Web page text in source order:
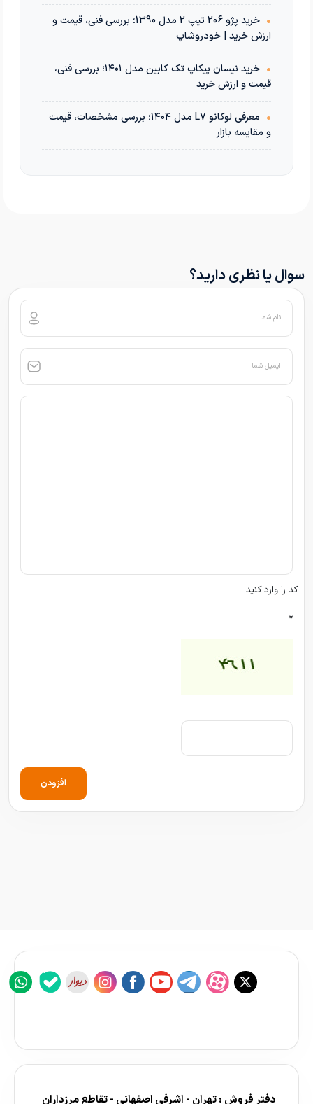
•
خرید پژو 206 تیپ 2 مدل 1390؛ بررسی فنی، قیمت و
ارزش خرید | خودروشاپ
•
خرید نیسان پیکاپ تک کابین مدل ۱۴۰۱؛ بررسی فنی،
قیمت و ارزش خرید
•
معرفی لوکانو L7 مدل ۱۴۰۴؛ بررسی مشخصات، قیمت
و مقایسه بازار
سوال یا نظری دارید؟
نام شما
ایمیل شما
کد را وارد کنید:
*
افزودن
دفتر فروش : تهران - اشرفی اصفهانی - تقاطع مرزداران